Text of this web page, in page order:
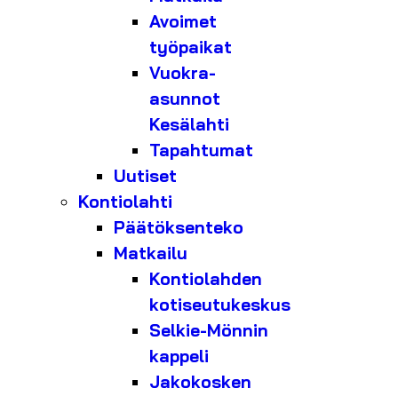
Avoimet
työpaikat
Vuokra-
asunnot
Kesälahti
Tapahtumat
Uutiset
Kontiolahti
Päätöksenteko
Matkailu
Kontiolahden
kotiseutukeskus
Selkie-Mönnin
kappeli
Jakokosken